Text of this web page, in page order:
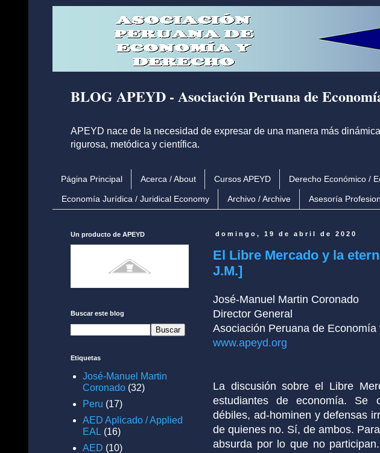
BLOG APEYD - Asociación Peruana de
APEYD nace de la necesidad de expresar de una manera más
rigurosa, metódica y científica.
Página Principal Acerca / About Cursos APEYD Derecho Económico /
Economía Jurídica / Juridical Economy Archivo / Archive Asesoría
domingo, 19 de abril de 2020
El Libre Mercado y la
J.M.]
José-Manuel Martin Coronado
Director General
Asociación Peruana de Economía
www.apeyd.org
La discusión sobre el Libre
estudiantes de economía. Se
débiles, ad-hominen y defensas
de quienes no. Sí, de ambos.
absurda por lo que no
Un producto de APEYD
Buscar este blog
Etiquetas
José-Manuel Martin
Coronado (32)
Peru (17)
AED Aplicado / Applied
EAL (16)
AED (10)